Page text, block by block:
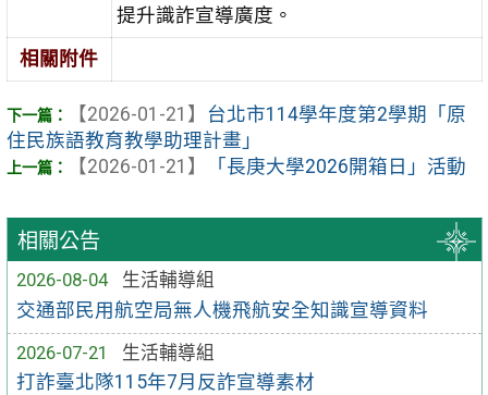
相關公告
2026-08-04
生活輔導組
交通部民用航空局無人機飛航安全知識宣導資料
2026-07-21
生活輔導組
打詐臺北隊115年7月反詐宣導素材
提升識詐宣導廣度。
相關附件
【2026-01-21】
台北市114學年度第2學期「原
住民族語教育教學助理計畫」
【2026-01-21】
「長庚大學2026開箱日」活動